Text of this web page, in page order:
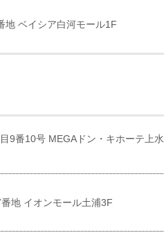
地 ベイシア白河モール1F
9番10号 MEGAドン・キホーテ上水
地 イオンモール土浦3F